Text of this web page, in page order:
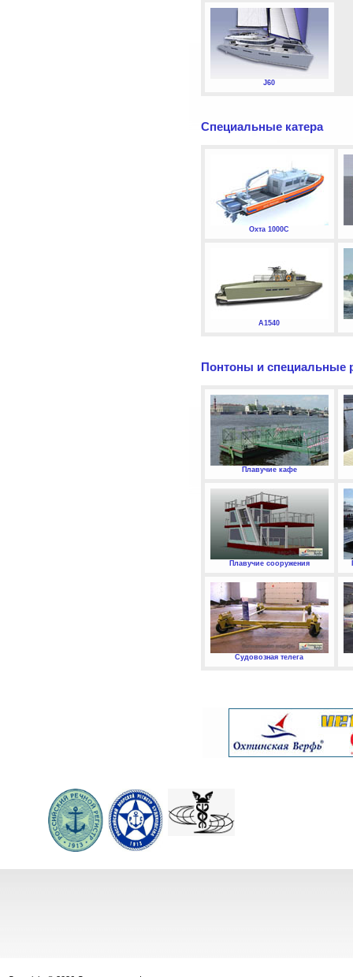
J60
Специальные катера
Охта 1000С
А1540
Понтоны и специальные
Плавучие кафе
Плавучие сооружения
Судовозная телега